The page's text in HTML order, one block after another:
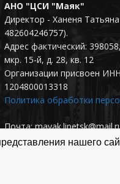
АНО "ЦСИ "Маяк"
Директор - Ханеня
482604246757).
Адрес фактический:
мкр. 15-й, д. 28, кв. 12
Организации присвоен
1204800013318
Политика обработки
Почта:
нашего